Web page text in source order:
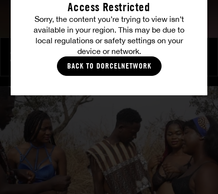
Access Restricted
Sorry, the content you’re trying to view isn’t
available in your region. This may be due to
local regulations or safety settings on your
device or network.
BACK TO DORCELNETWORK
Allo Police - L'entente
VANESSA B.